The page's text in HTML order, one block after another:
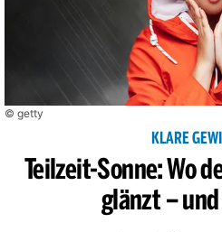
© getty
KLARE
Teilzeit-Sonne: Wo
glänzt –